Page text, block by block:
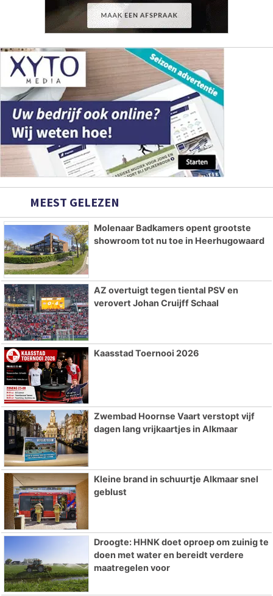
MEEST GELEZEN
Molenaar Badkamers opent grootste
showroom tot nu toe in Heerhugowaard
AZ overtuigt tegen tiental PSV en
verovert Johan Cruijff Schaal
Kaasstad Toernooi 2026
Zwembad Hoornse Vaart verstopt vijf
dagen lang vrijkaartjes in Alkmaar
Kleine brand in schuurtje Alkmaar snel
geblust
Droogte: HHNK doet oproep om zuinig te
doen met water en bereidt verdere
maatregelen voor